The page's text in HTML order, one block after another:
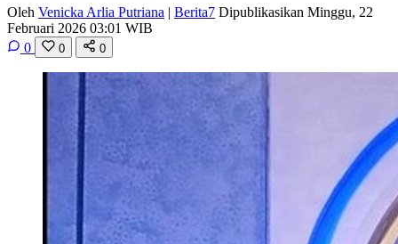
Oleh Venicka Arlia Putriana | Berita7 Dipublikasikan Minggu, 22
Februari 2026 03:01 WIB
0
0 0